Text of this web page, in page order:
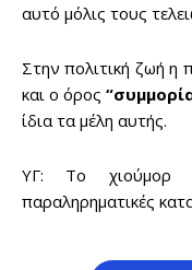
αυτό μόλις τους
Στην πολιτική ζωή η
και ο όρος
ίδια τα μέλη αυτής.
ΥΓ: Το χιούμορ
παραληρηματικές